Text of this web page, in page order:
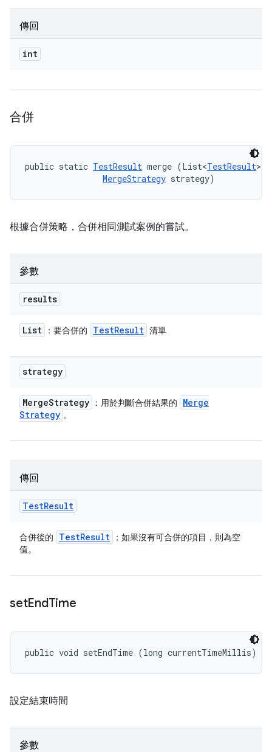
傳回
int
合併
public static TestResult merge (List<TestResult>
MergeStrategy strategy)
根據合併策略，合併相同測試案例的嘗試。
參數
results
List ：要合併的 TestResult 清單
strategy
MergeStrategy ：用於判斷合併結果的
Merge
Strategy 。
傳回
TestResult
合併後的 TestResult
；如果沒有可合併的項目，則為空
值。
setEndTime
public void setEndTime (long currentTimeMillis)
設定結束時間
參數